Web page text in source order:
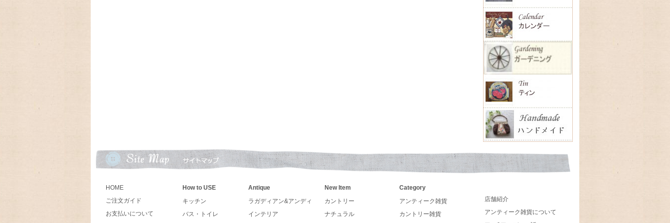
2023/09/09 アメリカの人気アーチストが描くカントリー調カレンダーLegacy レガシ
数に限りが有りますので,お早めにご予約下さい
お買い上げの方に、キャンベルキッズのアイロンプリントフェルトをプレゼント致します
HOME
ご注文ガイド
お支払いについて
How to USE
キッチン
バス・トイレ
Antique
ラガディアン&アンディ
インテリア
New Item
カントリー
ナチュラル
Category
アンティーク雑貨
カントリー雑貨
店舗紹介
アンティーク雑貨について